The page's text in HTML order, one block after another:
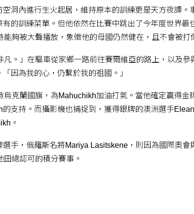
洞內進行生火起居，維持原本的訓練更是天方夜譚。
的訓練菜單。但他依然在比賽中跳出了今年度世界最
夠被大聲播放，象徵他的母國仍然健在，且不會被打
凡。」在驅車從家鄉一路前往賽爾維亞的路上，以及參
因為我的心，仍繫於我的祖國。」
克蘭國旗，為Mahuchikh加油打氣。當他確定贏得金
支持。而攝影機也捕捉到，獲得銀牌的澳洲選手
。
手，俄羅斯名將Mariya Lasitskene，則因為國際奧會
總認可的積分賽事。